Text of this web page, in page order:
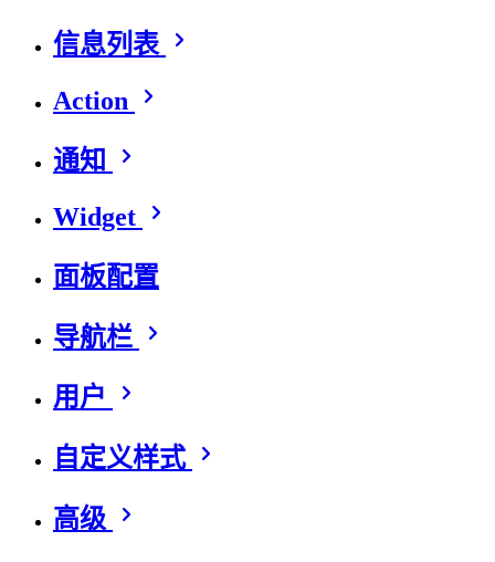
信息列表
Action
通知
Widget
面板配置
导航栏
用户
自定义样式
高级